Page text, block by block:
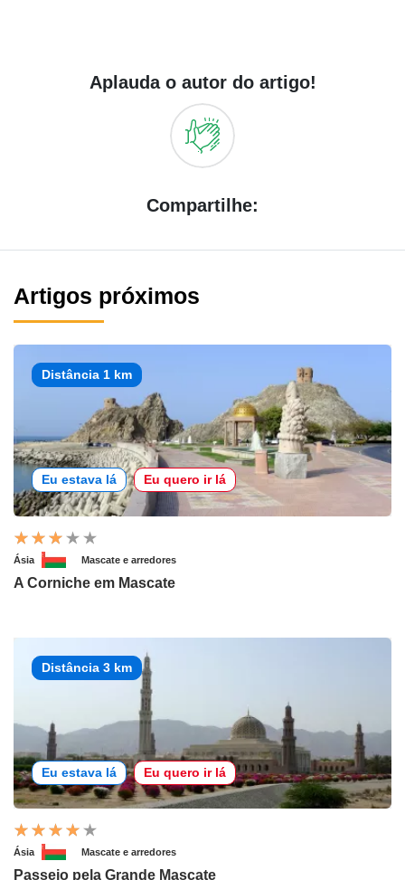
Aplauda o autor do artigo!
Compartilhe:
Artigos próximos
Distância 1 km
Eu estava lá Eu quero ir lá
Ásia Mascate e arredores
A Corniche em Mascate
Distância 3 km
Eu estava lá Eu quero ir lá
Ásia Mascate e arredores
Passeio pela Grande Mascate